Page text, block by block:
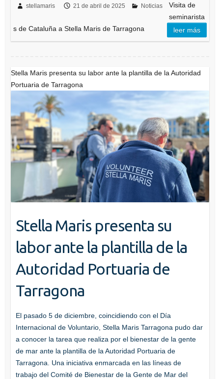
stellamaris 21 de abril de 2025 Noticias
Visita de
seminarista
s de Cataluña a Stella Maris de Tarragona
leer más
Stella Maris presenta su labor ante la plantilla de la Autoridad
Portuaria de Tarragona
Stella Maris presenta su
labor ante la plantilla de la
Autoridad Portuaria de
Tarragona
El pasado 5 de diciembre, coincidiendo con el Día
Internacional de Voluntario, Stella Maris Tarragona pudo dar
a conocer la tarea que realiza por el bienestar de la gente
de mar ante la plantilla de la Autoridad Portuaria de
Tarragona. Una iniciativa enmarcada en las líneas de
trabajo del Comité de Bienestar de la Gente de Mar del